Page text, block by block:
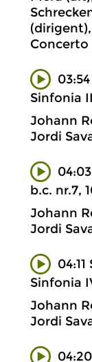
Sinfonia
Johann
Jordi
b.c. nr.7,
Johann
Jordi
Sinfonia
Johann
Jordi